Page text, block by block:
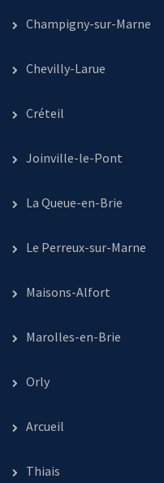
Champigny-sur-Marne
Chevilly-Larue
Créteil
Joinville-le-Pont
La Queue-en-Brie
Le Perreux-sur-Marne
Maisons-Alfort
Marolles-en-Brie
Orly
Arcueil
Thiais